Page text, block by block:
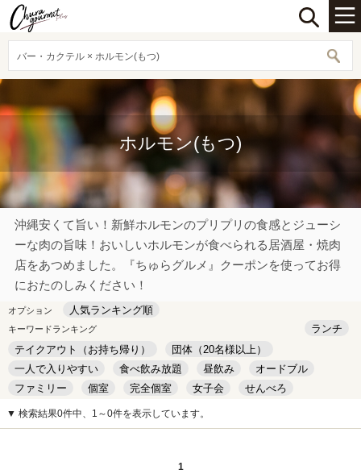
バー・カクテル × ホルモン(もつ)
ホルモン(もつ)
沖縄安くて旨い！新鮮ホルモンのプリプリの食感とジューシ
ーな肉の旨味！おいしいホルモンが食べられる居酒屋・焼肉
店をあつめました。『ちゅらグルメ』クーポンを使ってお得
におたのしみください！
オプション 人気ランキング順
キーワードランキング
ランチ
テイクアウト（お持ち帰り）
団体（20名様以上）
一人で入りやすい
食べ飲み放題 昼飲み
オードブル
ファミリー
個室 完全個室 女子会
せんべろ
キッズルーム
安い デート
▼ 検索結果0件中、1～0件を表示しています。
1